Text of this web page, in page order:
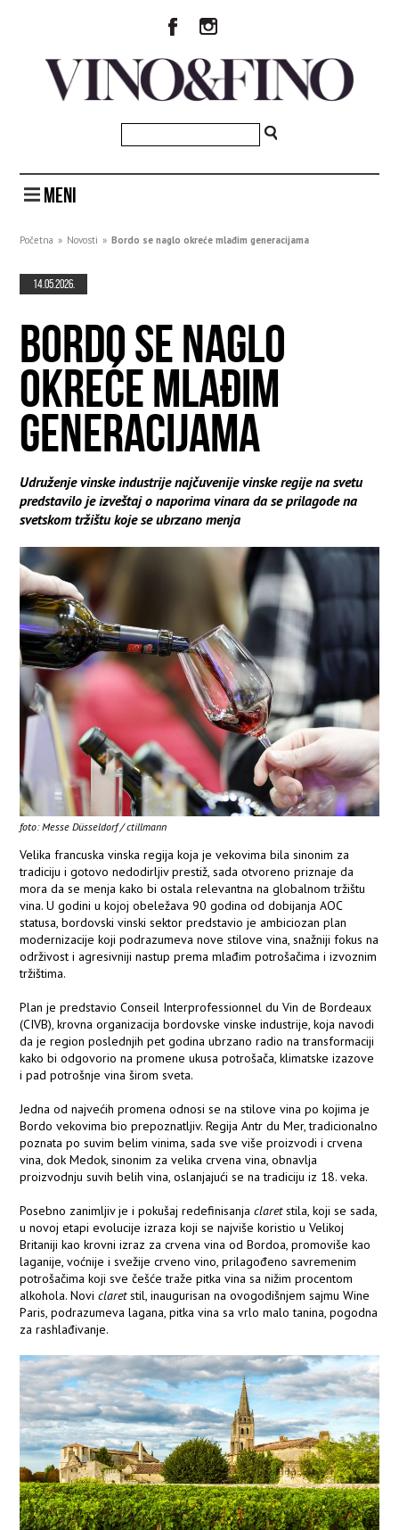
MENI
Početna » Novosti » Bordo se naglo okreće mlađim generacijama
14.05.2026.
BORDO SE NAGLO
OKREĆE MLAĐIM
GENERACIJAMA
Udruženje vinske industrije najčuvenije vinske regije na svetu
predstavilo je izveštaj o naporima vinara da se prilagode na
svetskom tržištu koje se ubrzano menja
foto: Messe Düsseldorf / ctillmann
Velika francuska vinska regija koja je vekovima bila sinonim za
tradiciju i gotovo nedodirljiv prestiž, sada otvoreno priznaje da
mora da se menja kako bi ostala relevantna na globalnom tržištu
vina. U godini u kojoj obeležava 90 godina od dobijanja AOC
statusa, bordovski vinski sektor predstavio je ambiciozan plan
modernizacije koji podrazumeva nove stilove vina, snažniji fokus na
održivost i agresivniji nastup prema mlađim potrošačima i izvoznim
tržištima.
Plan je predstavio Conseil Interprofessionnel du Vin de Bordeaux
(CIVB), krovna organizacija bordovske vinske industrije, koja navodi
da je region poslednjih pet godina ubrzano radio na transformaciji
kako bi odgovorio na promene ukusa potrošača, klimatske izazove
i pad potrošnje vina širom sveta.
Jedna od najvećih promena odnosi se na stilove vina po kojima je
Bordo vekovima bio prepoznatljiv. Regija Antr du Mer, tradicionalno
poznata po suvim belim vinima, sada sve više proizvodi i crvena
vina, dok Medok, sinonim za velika crvena vina, obnavlja
proizvodnju suvih belih vina, oslanjajući se na tradiciju iz 18. veka.
Posebno zanimljiv je i pokušaj redefinisanjaclaretstila, koji se sada,
u novoj etapi evolucije izraza koji se najviše koristio u Velikoj
Britaniji kao krovni izraz za crvena vina od Bordoa, promoviše kao
laganije, voćnije i svežije crveno vino, prilagođeno savremenim
potrošačima koji sve češće traže pitka vina sa nižim procentom
alkohola. Noviclaretstil, inaugurisan na ovogodišnjem sajmu Wine
Paris, podrazumeva lagana, pitka vina sa vrlo malo tanina, pogodna
za rashlađivanje.